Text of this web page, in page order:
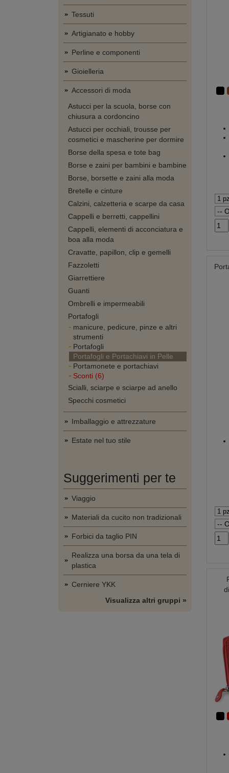
Tessuti
Artigianato e hobby
Perline e componenti
Gioielleria
Accessori di moda
Astucci per la scuola, borse con
chiusura a cordoncino
Astucci per occhiali, trousse per
cosmetici e mascherine per dormire
Borse della spesa e tote bag
Borse e zaini per bambini e bambine
Borse, borsette e zaini alla moda
Bretelle e cinture
Calzini, calzetteria e scarpe da casa
Cappelli e berretti, cappellini
Cappelli, elementi di acconciatura e
boa alla moda
Cravatte, papillon, clip e gemelli
Fazzoletti
Giarrettiere
Guanti
Ombrelli e impermeabili
Portafogli
manicure, pedicure, pinze e altri
strumenti
Portafogli
Portafogli e Portachiavi in Pelle
Portamonete e portachiavi
Sconti (6)
Scialli, sciarpe e sciarpe ad anello
Specchi cosmetici
Imballaggio e attrezzature
Estate nel tuo stile
Suggerimenti per te
Viaggio
Materiali da cucito non tradizionali
Forbici da taglio PIN
Realizza una borsa da una tela di
plastica
Cerniere YKK
Visualizza altri gruppi »